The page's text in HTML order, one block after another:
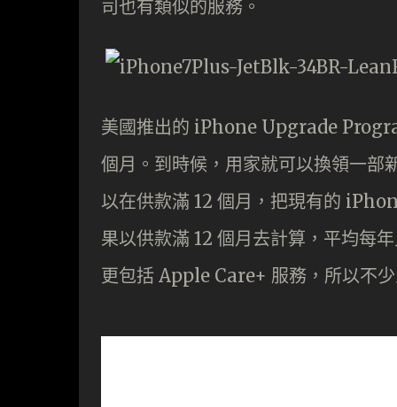
司也有類似的服務。
美國推出的 iPhone Upgrade
個月。到時候，用家就可以換領一
以在供款滿 12 個月，把現有的
果以供款滿 12 個月去計算，平均每
更包括 Apple Care+ 服務，所以不